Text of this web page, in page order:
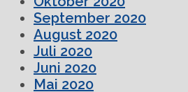
September 2020
August 2020
Juli 2020
Juni 2020
Mai 2020